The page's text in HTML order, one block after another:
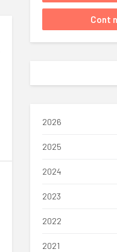
2026
2025
2024
2023
2022
2021